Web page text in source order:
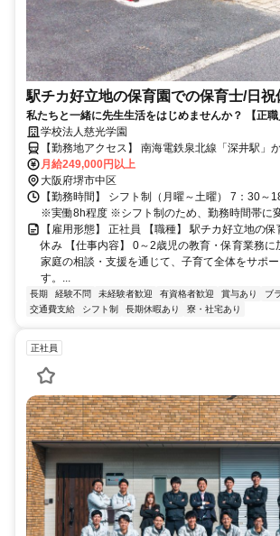
駅チカ好立地の保育園での保育士/日祝
私たちと一緒に先生生活をはじめませんか？ 【正職員】小規模保育事業
所での保育スタッフ募集中！
学校法人慈光学園
【勤務地アクセス】 南海電鉄泉北線「深井駅」
月給249,000円以上
大阪府堺市中区
【勤務時間】 シフト制（月曜～土曜） 7：30
※実働8h程度 ※シフト制のため、勤務時間帯に
【雇用形態】 正社員 【職種】 駅チカ好立地の
休み 【仕事内容】 0～2歳児の教育・保育業務に
家庭の相談・支援を通じて、子育て全体をサポ
す。...
長期 経験不問 未経験者歓迎 有資格者歓迎 賞与あり ブ
交通費支給
シフト制 長期休暇あり 寮・社宅あり
正社員